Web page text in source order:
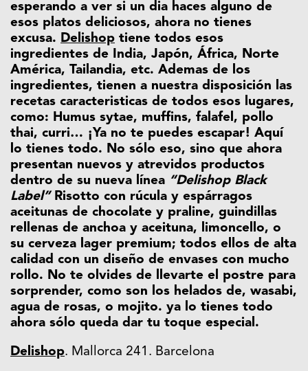
esperando a ver si un dia haces alguno de
esos platos deliciosos, ahora no tienes
excusa. Delishop tiene todos esos
ingredientes de India, Japón, África, Norte
América, Tailandia, etc. Ademas de los
ingredientes, tienen a nuestra disposición las
recetas caracteristicas de todos esos lugares,
como: Humus sytae, muffins, falafel, pollo
thai, curri… ¡Ya no te puedes escapar! Aquí
lo tienes todo. No sólo eso, sino que ahora
presentan nuevos y atrevidos productos
dentro de su nueva línea “Delishop Black
Label”Risotto con rúcula y espárragos
aceitunas de chocolate y praline, guindillas
rellenas de anchoa y aceituna, limoncello, o
su cerveza lager premium; todos ellos de alta
calidad con un diseño de envases con mucho
rollo. No te olvides de llevarte el postre para
sorprender, como son los helados de, wasabi,
agua de rosas, o mojito. ya lo tienes todo
ahora sólo queda dar tu toque especial.
Delishop. Mallorca 241. Barcelona